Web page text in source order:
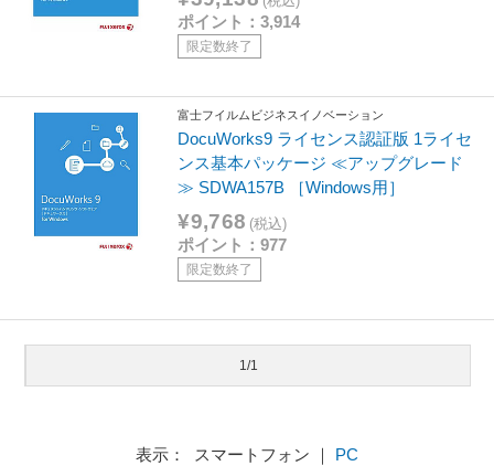
ポイント：3,914
限定数終了
富士フイルムビジネスイノベーション
DocuWorks9 ライセンス認証版 1ライセ
ンス基本パッケージ ≪アップグレード
≫ SDWA157B ［Windows用］
¥9,768 (税込)
ポイント：977
限定数終了
1/1
表示： スマートフォン ｜ PC